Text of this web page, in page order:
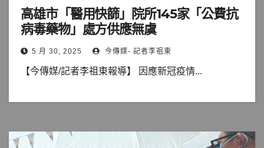
高雄市「醫用快篩」院所145家「公費抗
病毒藥物」處方供應無虞
5 月 30, 2025 今傳媒- 記者李祖東
【今傳媒/記者李祖東報導】 因應新冠疫情...